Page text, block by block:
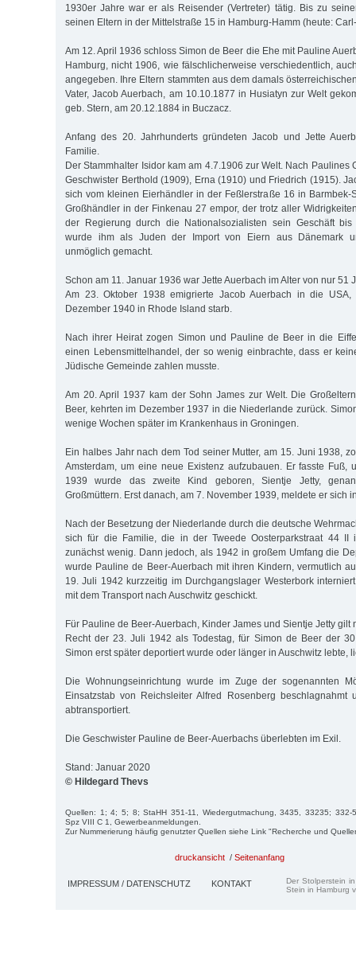
1930er Jahre war er als Reisender (Vertreter) tätig. Bis zu
seinen Eltern in der Mittelstraße 15 in Hamburg-Hamm (heute:
Am 12. April 1936 schloss Simon de Beer die Ehe mit Pauline
Hamburg, nicht 1906, wie fälschlicherweise verschiedentlich,
angegeben. Ihre Eltern stammten aus dem damals
Vater, Jacob Auerbach, am 10.10.1877 in Husiatyn zur Welt
geb. Stern, am 20.12.1884 in Buczacz.
Anfang des 20. Jahrhunderts gründeten Jacob und Jette
Familie.
Der Stammhalter Isidor kam am 4.7.1906 zur Welt. Nach Paulines
Geschwister Berthold (1909), Erna (1910) und Friedrich (1915).
sich vom kleinen Eierhändler in der Feßlerstraße 16 in Barmbek-
Großhändler in der Finkenau 27 empor, der trotz aller
der Regierung durch die Nationalsozialisten sein Geschäft
wurde ihm als Juden der Import von Eiern aus Dänemark
unmöglich gemacht.
Schon am 11. Januar 1936 war Jette Auerbach im Alter von nur 51
Am 23. Oktober 1938 emigrierte Jacob Auerbach in die
Dezember 1940 in Rhode Island starb.
Nach ihrer Heirat zogen Simon und Pauline de Beer in die
einen Lebensmittelhandel, der so wenig einbrachte, dass er
Jüdische Gemeinde zahlen musste.
Am 20. April 1937 kam der Sohn James zur Welt. Die
Beer, kehrten im Dezember 1937 in die Niederlande zurück.
wenige Wochen später im Krankenhaus in Groningen.
Ein halbes Jahr nach dem Tod seiner Mutter, am 15. Juni 1938,
Amsterdam, um eine neue Existenz aufzubauen. Er fasste Fuß,
1939 wurde das zweite Kind geboren, Sientje Jetty,
Großmüttern. Erst danach, am 7. November 1939, meldete er sich
Nach der Besetzung der Niederlande durch die deutsche
sich für die Familie, die in der Tweede Oosterparkstraat 44 II
zunächst wenig. Dann jedoch, als 1942 in großem Umfang die
wurde Pauline de Beer-Auerbach mit ihren Kindern, vermutlich
19. Juli 1942 kurzzeitig im Durchgangslager Westerbork
mit dem Transport nach Auschwitz geschickt.
Für Pauline de Beer-Auerbach, Kinder James und Sientje Jetty gilt
Recht der 23. Juli 1942 als Todestag, für Simon de Beer der
Simon erst später deportiert wurde oder länger in Auschwitz lebte,
Die Wohnungseinrichtung wurde im Zuge der sogenannten
Einsatzstab von Reichsleiter Alfred Rosenberg beschlagnahmt
abtransportiert.
Die Geschwister Pauline de Beer-Auerbachs überlebten im Exil.
Stand: Januar 2020
© Hildegard Thevs
Quellen: 1; 4; 5; 8; StaHH 351-11, Wiedergutmachung, 3435, 33235; 332-
Spz VIII C 1, Gewerbeanmeldungen.
Zur Nummerierung häufig genutzter Quellen siehe Link "Recherche und
druckansicht / Seitenanfang
IMPRESSUM / DATENSCHUTZ KONTAKT
Der Stolperstein
Stein in Hamburg